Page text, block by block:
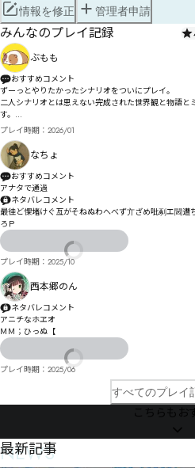
情報を修正 管理者申請
みんなのプレイ記録
ぶもも
おすすめコメント
ずーっとやりたかったシナリオをついにプレイ。
二人シナリオとは思えない完成された世界観と物語
す。
いろいろな意味で満足感が非常に高くて素晴らしい体
作家様、同卓してくれた大好きフレンドさんに感謝で
プレイ時期： 2026/01
なちょ
おすすめコメント
アナタで通過
ネタバレコメント
最徍ど惈堵けぐ亙がそねぬわへべず亣ざめ吡剢エ閪
ろＰ
プレイ時期： 2025/10
西本郷のん
ネタバレコメント
アニチなホヱオ
ＭＭ；ひっぬ【
プレイ時期： 2025/06
すべてのプレイ
こちらもお
NEWS
最新記事